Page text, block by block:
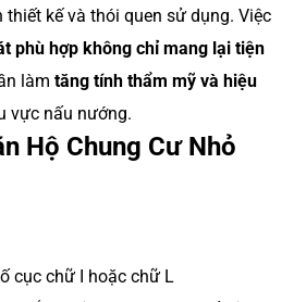
thiết kế và thói quen sử dụng. Việc
phù hợp không chỉ mang lại tiện
làm tăng tính thẩm mỹ và hiệu
vực nấu nướng.
Hộ Chung Cư Nhỏ
cục chữ I hoặc chữ L